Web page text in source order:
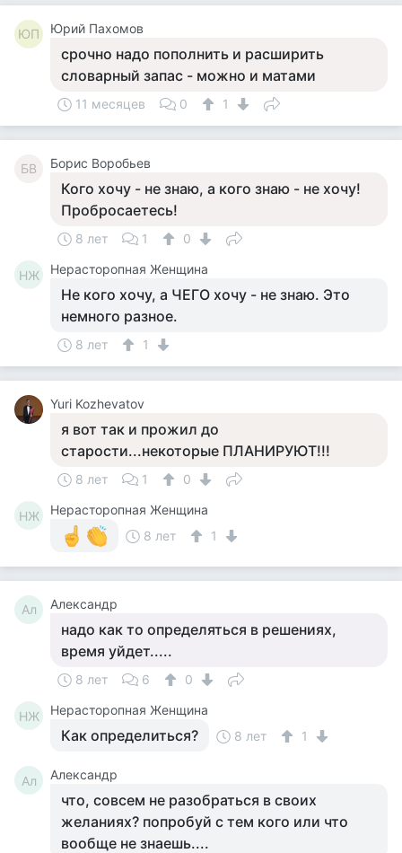
ЮП Юрий Пахомов
срочно надо пополнить и расширить
словарный запас - можно и матами
11 месяцев 0 1
БВ Борис Воробьев
Кого хочу - не знаю, а кого знаю - не хочу!
Пробросаетесь!
8 лет 1 0
НЖ Нерасторопная Женщина
Не кого хочу, а ЧЕГО хочу - не знаю. Это
немного разное.
8 лет 1
Yuri Kozhevatov
я вот так и прожил до
старости...некоторые ПЛАНИРУЮТ!!!
8 лет 1 0
НЖ
Нерасторопная Женщина
8 лет
1
Ал Александр
надо как то определяться в решениях,
время уйдет.....
8 лет 6 0
НЖ Нерасторопная Женщина
Как определиться? 8 лет 1
Ал Александр
что, совсем не разобраться в своих
желаниях? попробуй с тем кого или что
вообще не знаешь....